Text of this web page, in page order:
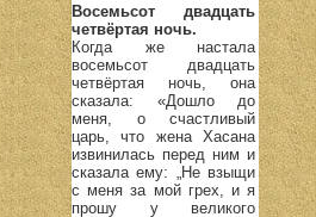
Восемьсот двадцать
четвёртая ночь.
Когда же настала
восемьсот двадцать
четвёртая ночь, она
сказала: «Дошло до
меня, о счастливый
царь, что жена Хасана
извинилась перед ним и
сказала ему: „Не взыщи
с меня за мой грех, и я
прошу у великого